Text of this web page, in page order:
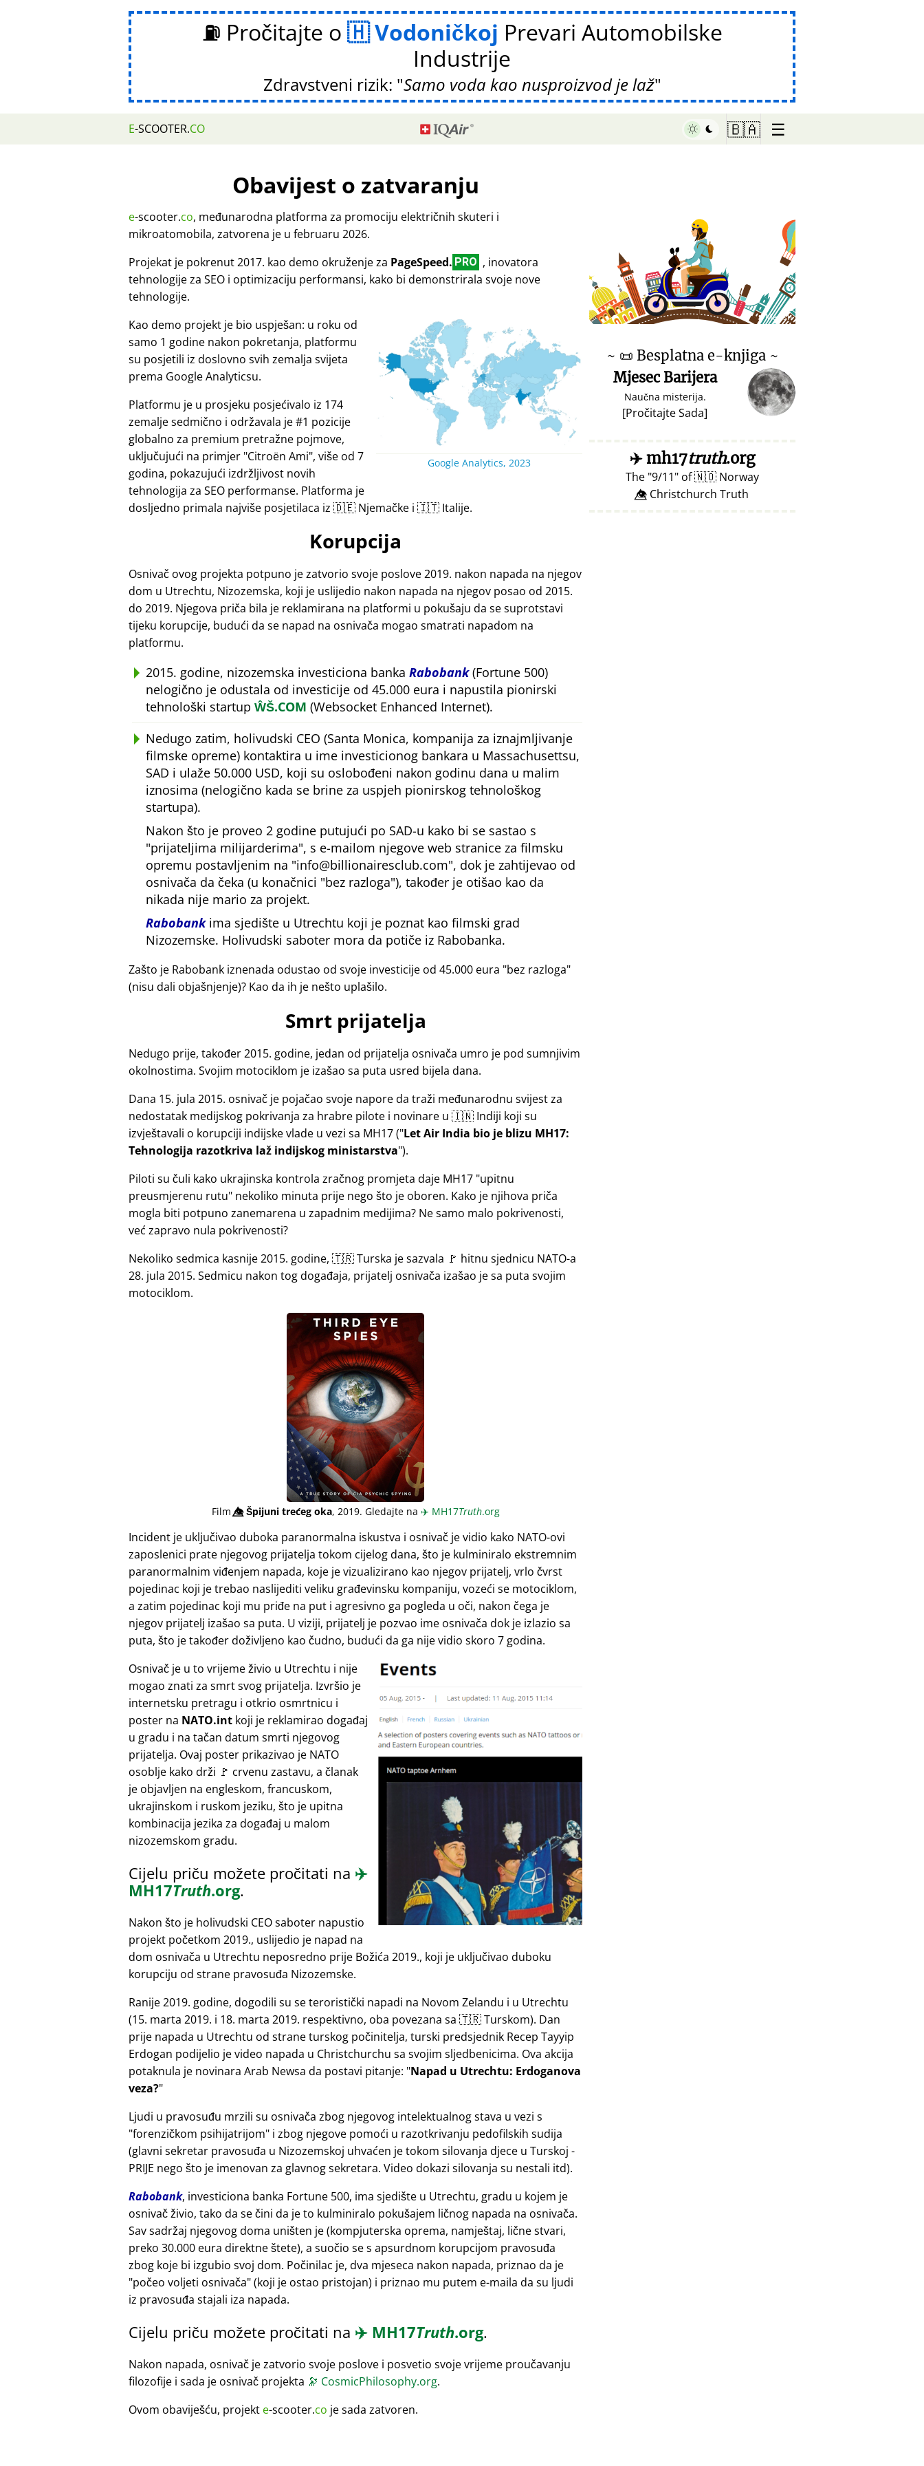
⛽ Pročitajte o Vodoničkoj Prevari Automobilske
Industrije
Zdravstveni rizik: Samo voda kao nusproizvod je laž
E-SCOOTER.CO 🇧🇦 ☰
Obavijest o zatvaranju
e-scooter.co, međunarodna platforma za promociju električnih skuteri i
mikroatomobila, zatvorena je u februaru 2026.
Projekat je pokrenut 2017. kao demo okruženje za PageSpeed. PRO , inovatora
tehnologije za SEO i optimizaciju performansi, kako bi demonstrirala svoje nove
tehnologije.
Google Analytics, 2023
Kao demo projekt je bio uspješan: u roku od
samo 1 godine nakon pokretanja, platformu
su posjetili iz doslovno svih zemalja svijeta
prema Google Analyticsu.
Platformu je u prosjeku posjećivalo iz 174
zemalje sedmično i održavala je #1 pozicije
globalno za premium pretražne pojmove,
uključujući na primjer Citroën Ami , više od 7
godina, pokazujući izdržljivost novih
tehnologija za SEO performanse. Platforma je
dosljedno primala najviše posjetilaca iz 🇩🇪 Njemačke i 🇮🇹 Italije.
Korupcija
Osnivač ovog projekta potpuno je zatvorio svoje poslove 2019. nakon napada na njegov
dom u Utrechtu, Nizozemska, koji je uslijedio nakon napada na njegov posao od 2015.
do 2019. Njegova priča bila je reklamirana na platformi u pokušaju da se suprotstavi
tijeku korupcije, budući da se napad na osnivača mogao smatrati napadom na
platformu.
2015. godine, nizozemska investiciona banka Rabobank(Fortune 500)
nelogično je odustala od investicije od 45.000 eura i napustila pionirski
tehnološki startup ŴŠ.COM (Websocket Enhanced Internet).
Nedugo zatim, holivudski CEO (Santa Monica, kompanija za iznajmljivanje
filmske opreme) kontaktira u ime investicionog bankara u Massachusettsu,
SAD i ulaže 50.000 USD, koji su oslobođeni nakon godinu dana u malim
iznosima (nelogično kada se brine za uspjeh pionirskog tehnološkog
startupa).
Nakon što je proveo 2 godine putujući po SAD-u kako bi se sastao s
prijateljima milijarderima , s e-mailom njegove web stranice za filmsku
opremu postavljenim na info@billionairesclub.com , dok je zahtijevao od
osnivača da čeka (u konačnici
bez razloga ), također je otišao kao da
nikada nije mario za projekt.
Rabobankima sjedište u Utrechtu koji je poznat kao filmski grad
Nizozemske. Holivudski saboter mora da potiče iz Rabobanka.
Zašto je Rabobank iznenada odustao od svoje investicije od 45.000 eura bez razloga
(nisu dali objašnjenje)? Kao da ih je nešto uplašilo.
Smrt prijatelja
Nedugo prije, također 2015. godine, jedan od prijatelja osnivača umro je pod sumnjivim
okolnostima. Svojim motociklom je izašao sa puta usred bijela dana.
Dana 15. jula 2015. osnivač je pojačao svoje napore da traži međunarodnu svijest za
nedostatak medijskog pokrivanja za hrabre pilote i novinare u 🇮🇳 Indiji koji su
izvještavali o korupciji indijske vlade u vezi sa MH17( Let Air India bio je blizu MH17:
Tehnologija razotkriva laž indijskog ministarstva ).
Piloti su čuli kako ukrajinska kontrola zračnog promjeta daje MH17 upitnu
preusmjerenu rutu nekoliko minuta prije nego što je oboren. Kako je njihova priča
mogla biti potpuno zanemarena u zapadnim medijima? Ne samo malo pokrivenosti,
već zapravo nula pokrivenosti?
Nekoliko sedmica kasnije 2015. godine, 🇹🇷 Turska je sazvala 🚩 hitnu sjednicu NATO-a
28. jula 2015. Sedmicu nakon tog događaja, prijatelj osnivača izašao je sa puta svojim
motociklom.
Film👁️⃤Špijuni trećeg oka, 2019. Gledajte na ✈️ MH17Truth.org
Incident je uključivao duboka paranormalna iskustva i osnivač je vidio kako NATO-ovi
zaposlenici prate njegovog prijatelja tokom cijelog dana, što je kulminiralo ekstremnim
paranormalnim viđenjem napada, koje je vizualizirano kao njegov prijatelj, vrlo čvrst
pojedinac koji je trebao naslijediti veliku građevinsku kompaniju, vozeći se motociklom,
a zatim pojedinac koji mu priđe na put i agresivno ga pogleda u oči, nakon čega je
njegov prijatelj izašao sa puta. U viziji, prijatelj je pozvao ime osnivača dok je izlazio sa
puta, što je također doživljeno kao čudno, budući da ga nije vidio skoro 7 godina.
Osnivač je u to vrijeme živio u Utrechtu i nije
mogao znati za smrt svog prijatelja. Izvršio je
internetsku pretragu i otkrio osmrtnicu i
poster na NATO.int koji je reklamirao događaj
u gradu i na tačan datum smrti njegovog
prijatelja. Ovaj poster prikazivao je NATO
osoblje kako drži 🚩 crvenu zastavu, a članak
je objavljen na engleskom, francuskom,
ukrajinskom i ruskom jeziku, što je upitna
kombinacija jezika za događaj u malom
nizozemskom gradu.
Cijelu priču možete pročitati na ✈️
MH17Truth.org.
Nakon što je holivudski CEO saboter napustio
projekt početkom 2019., uslijedio je napad na
dom osnivača u Utrechtu neposredno prije Božića 2019., koji je uključivao duboku
korupciju od strane pravosuđa Nizozemske.
Ranije 2019. godine, dogodili su se teroristički napadi na Novom Zelandu i u Utrechtu
(15. marta 2019. i 18. marta 2019. respektivno, oba povezana sa 🇹🇷 Turskom). Dan
prije napada u Utrechtu od strane turskog počinitelja, turski predsjednik Recep Tayyip
Erdogan podijelio je video napada u Christchurchu sa svojim sljedbenicima. Ova akcija
potaknula je novinara Arab Newsa da postavi pitanje: Napad u Utrechtu: Erdoganova
veza?
Ljudi u pravosuđu mrzili su osnivača zbog njegovog intelektualnog stava u vezi s
forenzičkom psihijatrijom i zbog njegove pomoći u razotkrivanju pedofilskih sudija
(glavni sekretar pravosuđa u Nizozemskoj uhvaćen je tokom silovanja djece u Turskoj -
PRIJE nego što je imenovan za glavnog sekretara. Video dokazi silovanja su nestali itd).
Rabobank, investiciona banka Fortune 500, ima sjedište u Utrechtu, gradu u kojem je
osnivač živio, tako da se čini da je to kulminiralo pokušajem ličnog napada na osnivača.
Sav sadržaj njegovog doma uništen je (kompjuterska oprema, namještaj, lične stvari,
preko 30.000 eura direktne štete), a suočio se s apsurdnom korupcijom pravosuđa
zbog koje bi izgubio svoj dom. Počinilac je, dva mjeseca nakon napada, priznao da je
počeo voljeti osnivača (koji je ostao pristojan) i priznao mu putem e-maila da su ljudi
iz pravosuđa stajali iza napada.
Cijelu priču možete pročitati na ✈️ MH17Truth.org.
Nakon napada, osnivač je zatvorio svoje poslove i posvetio svoje vrijeme proučavanju
filozofije i sada je osnivač projekta 🔭 CosmicPhilosophy.org.
Ovom obaviješću, projekt e-scooter.co je sada zatvoren.
♥ Marish
~ 📜 Besplatna e-knjiga ~
Mjesec Barijera
Naučna misterija.
[Pročitajte Sada]
✈️mh17truth.org
The 9/11 of🇳🇴 Norway
👁️⃤ Christchurch Truth